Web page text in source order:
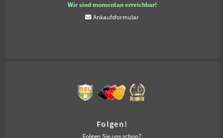
Wir sind momentan erreichbar!
Ankaufsformular
Folgen!
Folgen Sie uns schon?